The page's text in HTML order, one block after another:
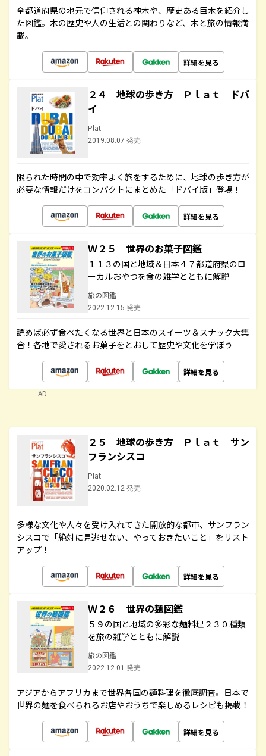
全都道府県の地元で信仰される神木や、歴史ある巨木を紹介し
た図鑑。木の歴史や人の生活との関わりなど、木と旅の情報満
載。
詳細を見る
２４ 地球の歩き方 Ｐｌａｔ ドバ
イ
Plat
2019.08.07 発売
限られた時間の中で効率よく旅をするために、地球の歩き方が
必要な情報だけをコンパクトにまとめた「ドバイ版」登場！
詳細を見る
Ｗ２５ 世界のお菓子図鑑
１１３の国と地域＆日本４７都道府県のロ
ーカルおやつを食の雑学とともに解説
旅の図鑑
2022.12.15 発売
読めば必ず食べたくなる世界と日本のスイーツ＆スナック大集
合！各地で愛されるお菓子をとおして歴史や文化を学ぼう
詳細を見る
AD
２５ 地球の歩き方 Ｐｌａｔ サン
フランシスコ
Plat
2020.02.12 発売
多様な文化や人々を受け入れてきた開放的な都市、サンフラン
シスコで「絶対に見逃せない、やっておきたいこと」をリスト
アップ！
詳細を見る
Ｗ２６ 世界の麺図鑑
５９の国と地域の多彩な麺料理２３０種類
を旅の雑学とともに解説
旅の図鑑
2022.12.01 発売
アジアからアフリカまで世界各国の麺料理を徹底調査。日本で
世界の麺を食べられるお店やおうちで楽しめるレシピも掲載！
詳細を見る